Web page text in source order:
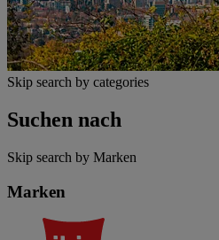
Skip search by categories
Suchen nach
Skip search by Marken
Marken